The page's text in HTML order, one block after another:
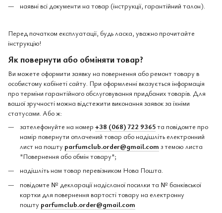
наявні всі документи на товар (інструкції, гарантійний талон).
Перед початком експлуатації, будь ласка, уважно прочитайте
інструкцію!
Як повернути або обміняти товар?
Ви можете оформити заявку на повернення або ремонт товару в
особистому кабінеті сайту. При оформленні вказується інформація
про терміни гарантійного обслуговування придбаних товарів. Для
вашої зручності можна відстежити виконання заявок за їхніми
статусами. Або ж:
зателефонуйте на номер +38 (068) 722 9365та повідомте про
намір повернути оплачений товар або надішліть електронний
лист на пошту parfumclub.order@gmail.com з темою листа
"Повернення або обмін товару";
надішліть нам товар перевізником Нова Пошта.
повідомте № декларації надісланої посилки та № банківської
картки для повернення вартості товару на електронну
пошту parfumclub.order@gmail.com